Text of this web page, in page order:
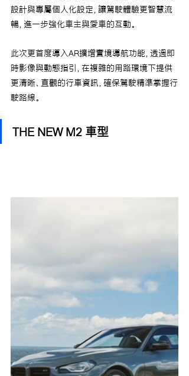
設計與專屬個人化設定，讓駕駛體驗更智慧流
暢，進一步強化車主與愛車的互動。
此次更首度導入AR擴增實境導航功能，透過即
時影像與動態指引，在複雜的用路環境下提供
更清晰、直觀的行車資訊，確保駕駛精準掌握行
駛路線。
THE NEW M2 車型